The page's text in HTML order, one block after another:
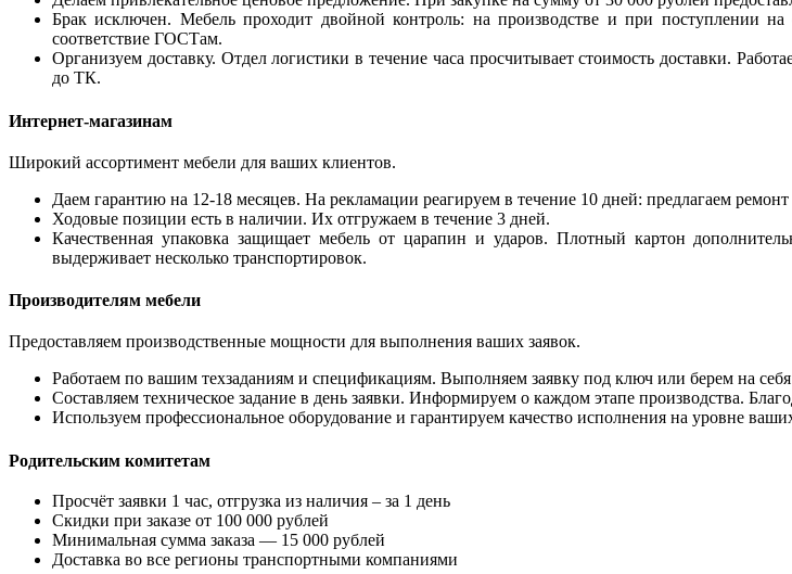
Брак исключен. Мебель проходит двойной контроль: на производстве и при поступлении
соответствие ГОСТам.
Организуем доставку. Отдел логистики в течение часа просчитывает стоимость доставки.
до ТК.
Интернет-магазинам
Широкий ассортимент мебели для ваших клиентов.
Даем гарантию на 12-18 месяцев. На рекламации реагируем в течение 10 дней: предлагаем ремонт
Ходовые позиции есть в наличии. Их отгружаем в течение 3 дней.
Качественная упаковка защищает мебель от царапин и ударов. Плотный картон
выдерживает несколько транспортировок.
Производителям мебели
Предоставляем производственные мощности для выполнения ваших заявок.
Работаем по вашим техзаданиям и спецификациям. Выполняем заявку под ключ или берем на себя
Составляем техническое задание в день заявки. Информируем о каждом этапе производства.
Используем профессиональное оборудование и гарантируем качество исполнения на уровне
Родительским комитетам
Просчёт заявки 1 час, отгрузка из наличия – за 1 день
Скидки при заказе от 100 000 рублей
Минимальная сумма заказа — 15 000 рублей
Доставка во все регионы транспортными компаниями